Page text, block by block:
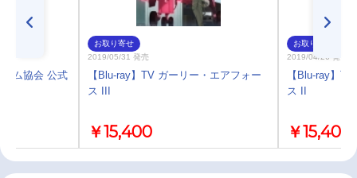
ム協会 公式
お取り寄せ
2019/05/31 発売
【Blu-ray】TV ガーリー・エアフォー
ス III
￥15,400
お取り寄せ
2019/04/26 発売
【Blu-ray】
ス II
￥15,400